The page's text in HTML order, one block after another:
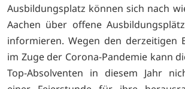
Ausbildungsplatz können sich nach
Aachen über offene
informieren. Wegen den derzeitigen
im Zuge der Corona-Pandemie kann
Top-Absolventen in diesem Jahr